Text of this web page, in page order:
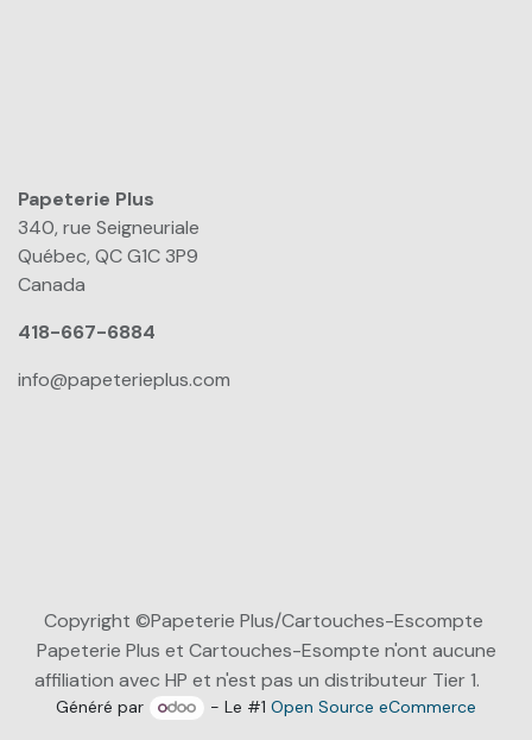
Papeterie Plus​
340, rue Seigneuriale
Québec, QC G1C 3P9
Canada
418-667-6884
info@papeterieplus.com
Copyright ©Papeterie Plus/Cartouches-Escompte
Papeterie Plus et Cartouches-Esompte n'ont aucune
affiliation avec HP et n'est pas un distributeur Tier 1.
Généré par - Le #1Open Source eCommerce